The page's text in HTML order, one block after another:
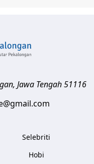
, Jawa Tengah51116
Selebriti
Hobi